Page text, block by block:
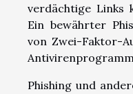
verdächtige Links
Ein bewährter
von Zwei-Faktor-
Phishing und